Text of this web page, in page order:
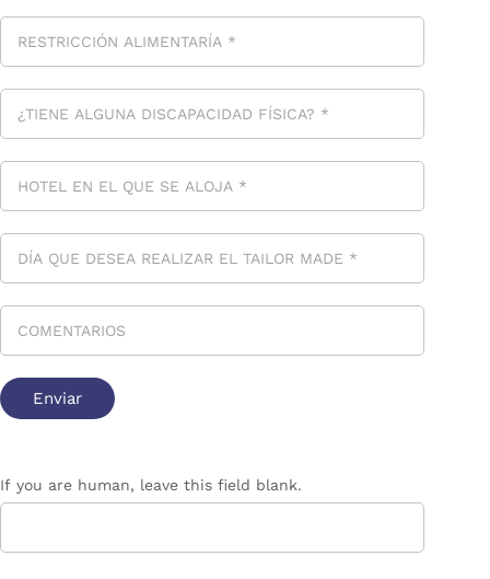
If you are human, leave this field blank.